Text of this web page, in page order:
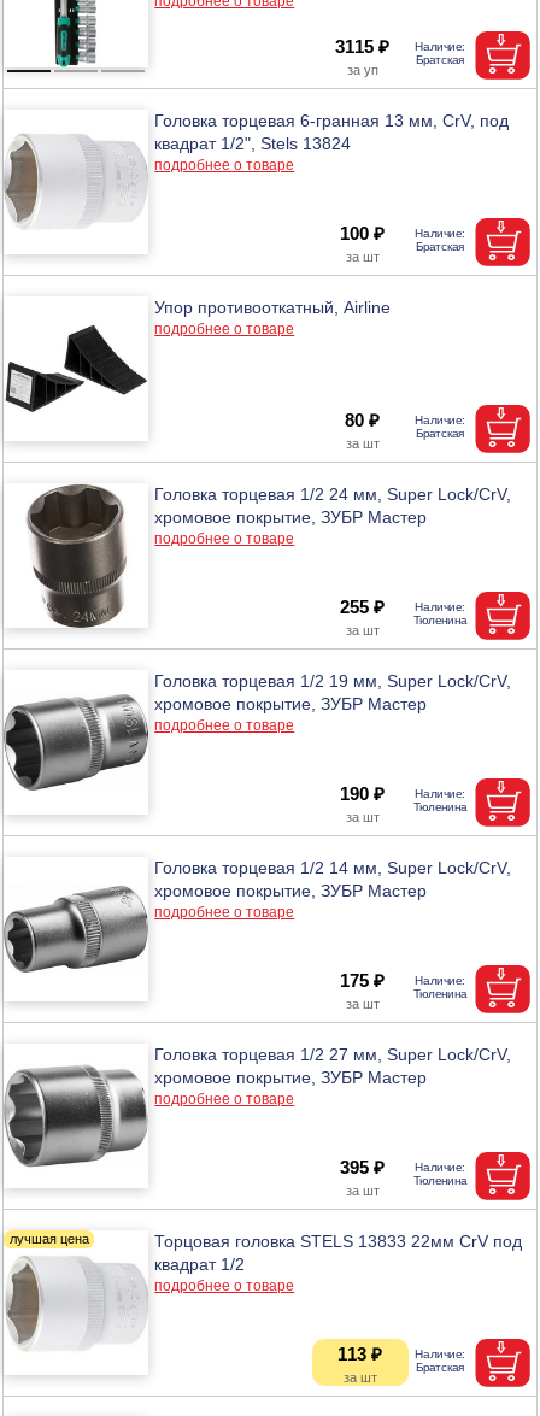
3115 ₽
Головка торцевая 6-гранная 13 мм, CrV, под
квадрат 1/2", Stels 13824
подробнее о товаре
100 ₽
Упор противооткатный, Airline
подробнее о товаре
80 ₽
Головка торцевая 1/2 24 мм, Super Lock/CrV,
хромовое покрытие, ЗУБР Мастер
подробнее о товаре
255 ₽
Головка торцевая 1/2 19 мм, Super Lock/CrV,
хромовое покрытие, ЗУБР Мастер
подробнее о товаре
190 ₽
Головка торцевая 1/2 14 мм, Super Lock/CrV,
хромовое покрытие, ЗУБР Мастер
подробнее о товаре
175 ₽
Головка торцевая 1/2 27 мм, Super Lock/CrV,
хромовое покрытие, ЗУБР Мастер
подробнее о товаре
395 ₽
Торцовая головка STELS 13833 22мм CrV под
квадрат 1/2
подробнее о товаре
113 ₽